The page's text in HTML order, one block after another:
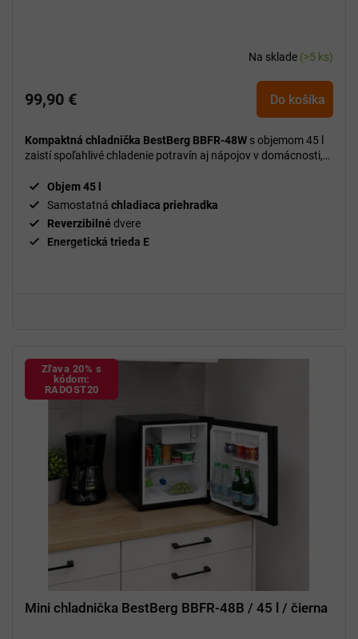
Na sklade (>5 ks)
99,90 € Do košíka
Kompaktná chladnička BestBerg BBFR-48W s objemom 45 l
zaistí spoľahlivé chladenie potravín aj nápojov v domácnosti,
Objem 45 l
Samostatná chladiaca priehradka
Reverzibilné dvere
Energetická trieda E
Zľava 20% s
kódom:
RADOST20
Mini chladnička BestBerg BBFR-48B / 45 l / čierna